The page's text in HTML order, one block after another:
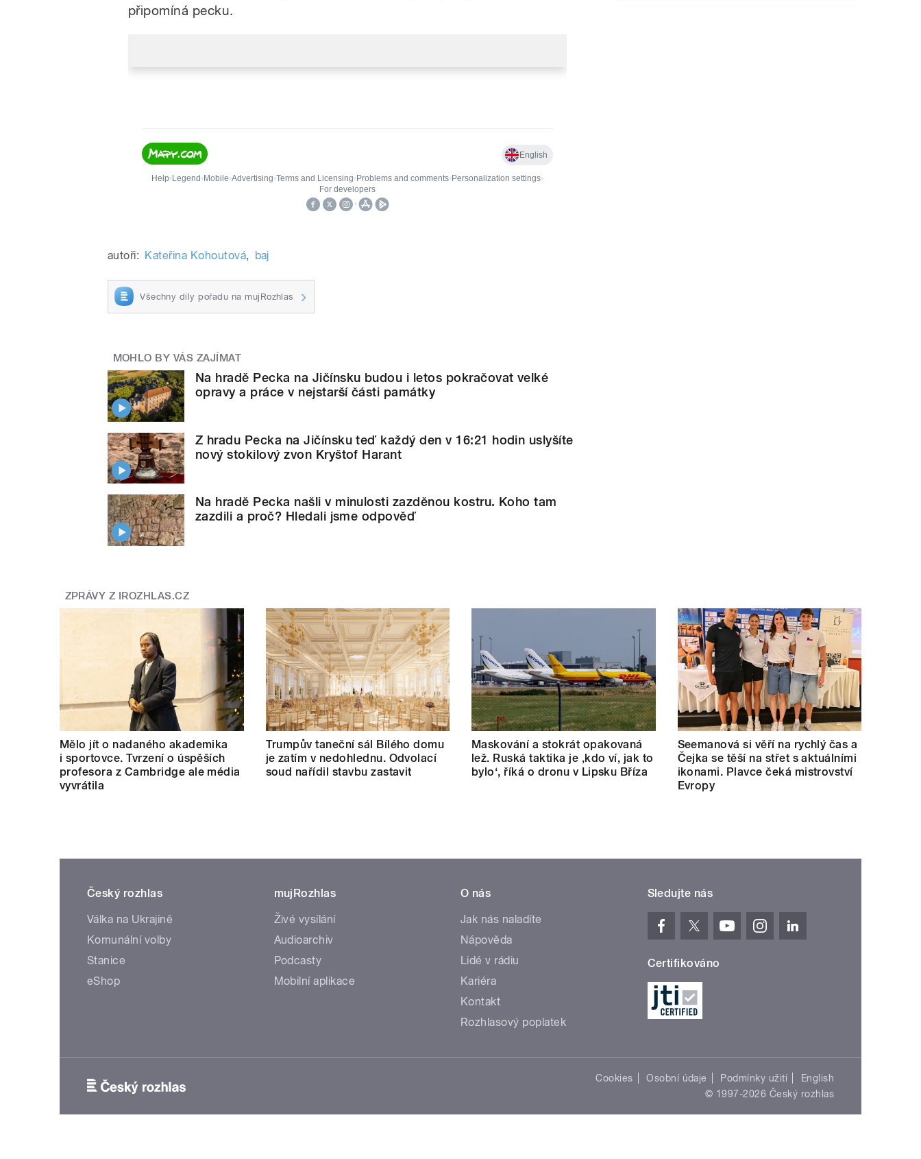
připomíná pecku.
autoři: Kateřina Kohoutová, baj
Všechny díly pořadu na mujRozhlas
MOHLO BY VÁS ZAJÍMAT
Na hradě Pecka na Jičínsku budou i letos pokračovat velké
opravy a práce v nejstarší části památky
Z hradu Pecka na Jičínsku teď každý den v 16:21 hodin uslyšíte
nový stokilový zvon Kryštof Harant
Na hradě Pecka našli v minulosti zazděnou kostru. Koho tam
zazdili a proč? Hledali jsme odpověď
ZPRÁVY Z IROZHLAS.CZ
Mělo jít o nadaného akademika
i sportovce. Tvrzení o úspěších
profesora z Cambridge ale média
vyvrátila
Trumpův taneční sál Bílého domu
je zatím v nedohlednu. Odvolací
soud nařídil stavbu zastavit
Maskování a stokrát opakovaná
lež. Ruská taktika je ‚kdo ví, jak to
bylo‘, říká o dronu v Lipsku Bříza
Seemanová si věří na rychlý čas a
Čejka se těší na střet s aktuálními
ikonami. Plavce čeká mistrovství
Evropy
Český rozhlas
Válka na Ukrajině
Komunální volby
Stanice
eShop
mujRozhlas
Živé vysílání
Audioarchiv
Podcasty
Mobilní aplikace
O nás
Jak nás naladíte
Nápověda
Lidé v rádiu
Kariéra
Kontakt
Rozhlasový poplatek
Sledujte nás
Certifikováno
Cookies Osobní údaje Podmínky užití
English
© 1997-2026 Český rozhlas